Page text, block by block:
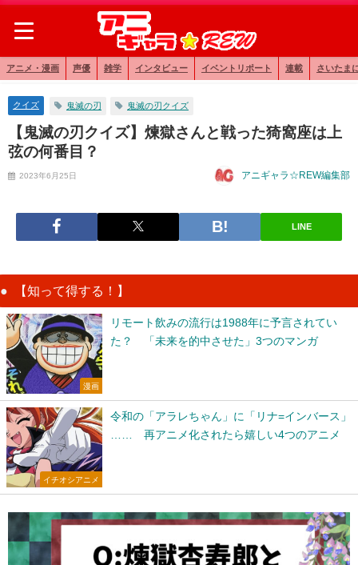
アニメ・漫画 声優 雑学 インタビュー イベントリポート 連載 さいたま
クイズ 鬼滅の刃 鬼滅の刃クイズ
【鬼滅の刃クイズ】煉獄さんと戦った猗窩座は上
弦の何番目？
2023年6月25日 アニギャラ☆REW編集部
LINE
【知って得する！】
漫画
リモート飲みの流行は1988年に予言されてい
た？ 「未来を的中させた」3つのマンガ
イチオシアニメ
令和の「アラレちゃん」に「リナ=インバース」
…… 再アニメ化されたら嬉しい4つのアニメ